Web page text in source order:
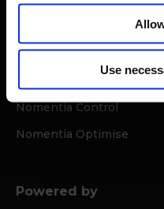
Use
Nomentia Pay
Nomentia Control
Nomentia Optimise
Powered by